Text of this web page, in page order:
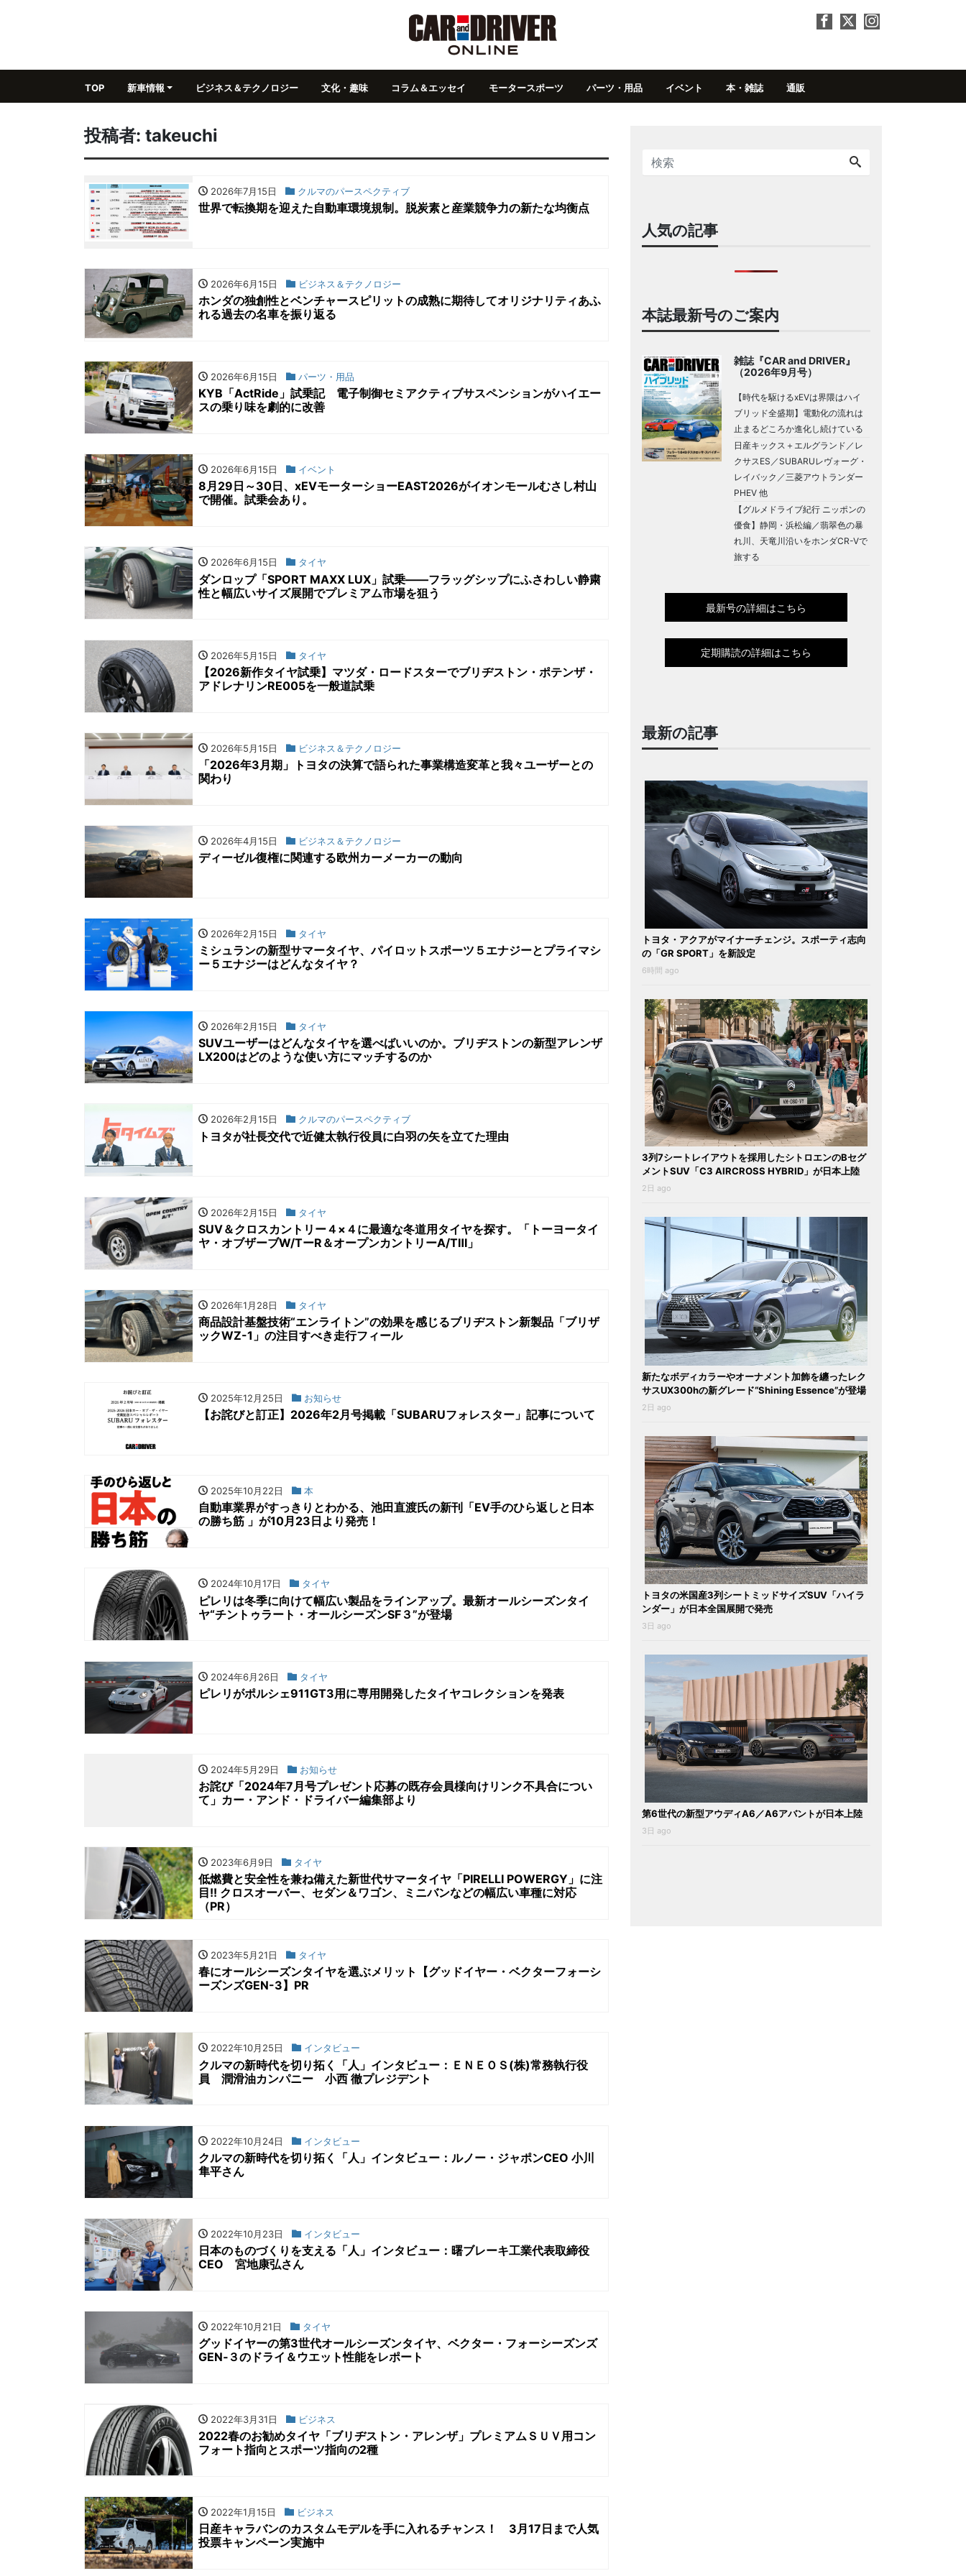
TOP 新車情報 ビジネス＆テクノロジー 文化・趣味 コラム＆エッセイ モータースポーツ パーツ・用品 イベント 本・雑誌 通販
投稿者: takeuchi
2026年7月15日 クルマのパースペクティブ
世界で転換期を迎えた自動車環境規制。脱炭素と産業競争力の新たな均衡点
2026年6月15日 ビジネス＆テクノロジー
ホンダの独創性とベンチャースピリットの成熟に期待してオリジナリティあふ
れる過去の名車を振り返る
2026年6月15日 パーツ・用品
KYB「ActRide」試乗記 電子制御セミアクティブサスペンションがハイエー
スの乗り味を劇的に改善
2026年6月15日 イベント
8月29日～30日、xEVモーターショーEAST2026がイオンモールむさし村山
で開催。試乗会あり。
2026年6月15日 タイヤ
ダンロップ「SPORT MAXX LUX」試乗――フラッグシップにふさわしい静粛
性と幅広いサイズ展開でプレミアム市場を狙う
2026年5月15日 タイヤ
【2026新作タイヤ試乗】マツダ・ロードスターでブリヂストン・ポテンザ・
アドレナリンRE005を一般道試乗
2026年5月15日 ビジネス＆テクノロジー
「2026年3月期」トヨタの決算で語られた事業構造変革と我々ユーザーとの
関わり
2026年4月15日 ビジネス＆テクノロジー
ディーゼル復権に関連する欧州カーメーカーの動向
2026年2月15日 タイヤ
ミシュランの新型サマータイヤ、パイロットスポーツ５エナジーとプライマシ
ー５エナジーはどんなタイヤ？
2026年2月15日 タイヤ
SUVユーザーはどんなタイヤを選べばいいのか。ブリヂストンの新型アレンザ
LX200はどのような使い方にマッチするのか
2026年2月15日 クルマのパースペクティブ
トヨタが社長交代で近健太執行役員に白羽の矢を立てた理由
2026年2月15日 タイヤ
SUV＆クロスカントリー４×４に最適な冬道用タイヤを探す。「トーヨータイ
ヤ・オブザーブW/TーR＆オープンカントリーA/TⅢ」
2026年1月28日 タイヤ
商品設計基盤技術“エンライトン”の効果を感じるブリヂストン新製品「ブリザ
ックWZ-1」の注目すべき走行フィール
2025年12月25日 お知らせ
【お詫びと訂正】2026年2月号掲載「SUBARUフォレスター」記事について
2025年10月22日 本
自動車業界がすっきりとわかる、池田直渡氏の新刊「EV手のひら返しと日本
の勝ち筋 」が10月23日より発売！
2024年10月17日 タイヤ
ピレリは冬季に向けて幅広い製品をラインアップ。最新オールシーズンタイ
ヤ“チントゥラート・オールシーズンSF３”が登場
2024年6月26日 タイヤ
ピレリがポルシェ911GT3用に専用開発したタイヤコレクションを発表
2024年5月29日 お知らせ
お詫び「2024年7月号プレゼント応募の既存会員様向けリンク不具合につい
て」カー・アンド・ドライバー編集部より
2023年6月9日 タイヤ
低燃費と安全性を兼ね備えた新世代サマータイヤ「PIRELLI POWERGY」に注
目!! クロスオーバー、セダン＆ワゴン、ミニバンなどの幅広い車種に対応
（PR）
2023年5月21日 タイヤ
春にオールシーズンタイヤを選ぶメリット【グッドイヤー・ベクターフォーシ
ーズンズGEN-3】PR
2022年10月25日 インタビュー
クルマの新時代を切り拓く「人」インタビュー：ＥＮＥＯＳ(株)常務執行役
員 潤滑油カンパニー 小西 徹プレジデント
2022年10月24日 インタビュー
クルマの新時代を切り拓く「人」インタビュー：ルノー・ジャポンCEO 小川
隼平さん
2022年10月23日 インタビュー
日本のものづくりを支える「人」インタビュー：曙ブレーキ工業代表取締役
CEO 宮地康弘さん
2022年10月21日 タイヤ
グッドイヤーの第3世代オールシーズンタイヤ、ベクター・フォーシーズンズ
GEN‐３のドライ＆ウエット性能をレポート
2022年3月31日 ビジネス
2022春のお勧めタイヤ「ブリヂストン・アレンザ」プレミアムＳＵＶ用コン
フォート指向とスポーツ指向の2種
2022年1月15日 ビジネス
日産キャラバンのカスタムモデルを手に入れるチャンス！ 3月17日まで人気
投票キャンペーン実施中
人気の記事
本誌最新号のご案内
雑誌『CAR and DRIVER』
（2026年9月号）
【時代を駆けるxEVは界隈はハイ
ブリッド全盛期】電動化の流れは
止まるどころか進化し続けている
日産キックス＋エルグランド／レ
クサスES／SUBARUレヴォーグ・
レイバック／三菱アウトランダー
PHEV 他
【グルメドライブ紀行 ニッポンの
優食】静岡・浜松編／翡翠色の暴
れ川、天竜川沿いをホンダCR-Vで
旅する
最新号の詳細はこちら
定期購読の詳細はこちら
最新の記事
トヨタ・アクアがマイナーチェンジ。スポーティ志向
の「GR SPORT」を新設定
6時間 ago
3列7シートレイアウトを採用したシトロエンのBセグ
メントSUV「C3 AIRCROSS HYBRID」が日本上陸
2日 ago
新たなボディカラーやオーナメント加飾を纏ったレク
サスUX300hの新グレード“Shining Essence”が登場
2日 ago
トヨタの米国産3列シートミッドサイズSUV「ハイラ
ンダー」が日本全国展開で発売
3日 ago
第6世代の新型アウディA6／A6アバントが日本上陸
3日 ago